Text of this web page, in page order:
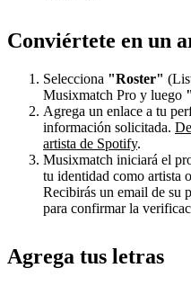
Conviértete en un
Selecciona "Roster"
Musixmatch Pro y luego
Agrega un enlace a tu
información solicitada.
artista de Spotify.
Musixmatch iniciará el
tu identidad como artista
Recibirás un email de su
para confirmar la
Agrega tus letras